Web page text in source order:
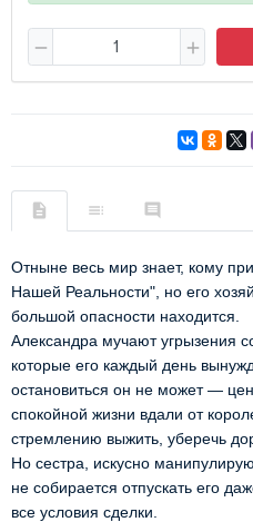
Отныне весь мир знает, кому
Нашей Реальности", но его
большой опасности находится.
Александра мучают угрызения
которые его каждый день
остановиться он не может —
спокойной жизни вдали от
стремлению выжить, уберечь
Но сестра, искусно
не собирается отпускать его
все условия сделки.